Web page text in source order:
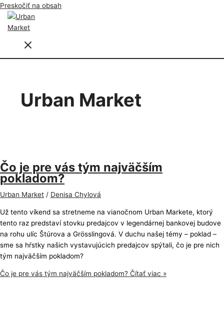
Preskočiť na obsah
Urban Market
Čo je pre vás tým najväčším
pokladom?
Urban Market / Denisa Chylová
Už tento víkend sa stretneme na vianočnom Urban Markete, ktorý
tento raz predstaví stovku predajcov v legendárnej bankovej budove
na rohu ulíc Štúrova a Grösslingová. V duchu našej témy – poklad –
sme sa hŕstky našich vystavujúcich predajcov spýtali, čo je pre nich
tým najväčším pokladom?
Čo je pre vás tým najväčším pokladom? Čítať viac »